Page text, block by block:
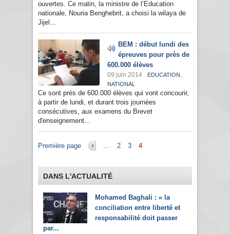
ouvertes. Ce matin, la ministre de l’Education
nationale, Nouria Benghebrit, a choisi la wilaya de
Jijel...
BEM : début lundi des
épreuves pour près de
600.000 élèves
09 juin 2014 EDUCATION ,
NATIONAL
Ce sont près de 600.000 élèves qui vont concourir,
à partir de lundi, et durant trois journées
consécutives, aux examens du Brevet
d'enseignement...
Pages
Première page … 2 3 4
DANS L'ACTUALITÉ
Mohamed Baghali : « la
conciliation entre liberté et
responsabilité doit passer
par...